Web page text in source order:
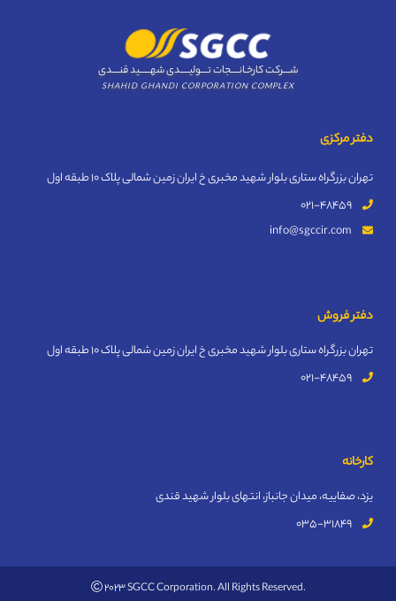
شــــرکت کارخـانــــجات تــــولیـــــدی شهــــــید قنــــدی
SHAHID GHANDI CORPORATION COMPLEX
دفتر مرکزی
تهران بزرگراه ستاری بلوار شهید مخبری خ ایران زمین شمالی پلاک 10 طبقه اول
دفتر فروش
تهران بزرگراه ستاری بلوار شهید مخبری خ ایران زمین شمالی پلاک 10 طبقه اول
کارخانه
یزد، صفاییه، میدان جانباز، انتهای بلوار شهید قندی
2023 SGCC Corporation. All Rights Reserved.